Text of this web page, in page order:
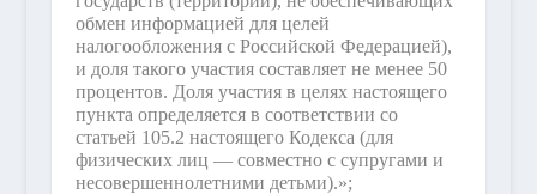
обмен информацией для целей
налогообложения с Российской Федерацией),
и доля такого участия составляет не менее 50
процентов. Доля участия в целях настоящего
пункта определяется в соответствии со
статьей 105.2 настоящего Кодекса (для
физических лиц — совместно с супругами и
несовершеннолетними детьми).»;